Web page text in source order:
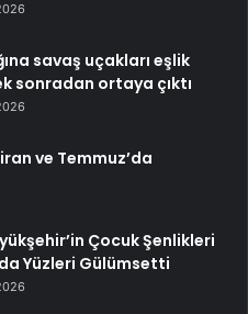
savaş uçakları eşlik
sonradan ortaya çıktı
ve Temmuz’da
Çocuk Şenlikleri
Yüzleri Gülümsetti